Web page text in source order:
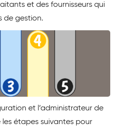
et des fournisseurs qui
de gestion.
et l’administrateur de
les étapes suivantes pour